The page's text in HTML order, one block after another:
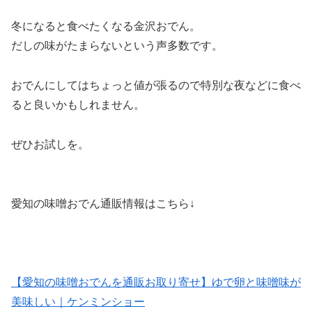
冬になると食べたくなる金沢おでん。
だしの味がたまらないという声多数です。
おでんにしてはちょっと値が張るので特別な夜などに食べ
ると良いかもしれません。
ぜひお試しを。
愛知の味噌おでん通販情報はこちら↓
【愛知の味噌おでんを通販お取り寄せ】ゆで卵と味噌味が
美味しい｜ケンミンショー